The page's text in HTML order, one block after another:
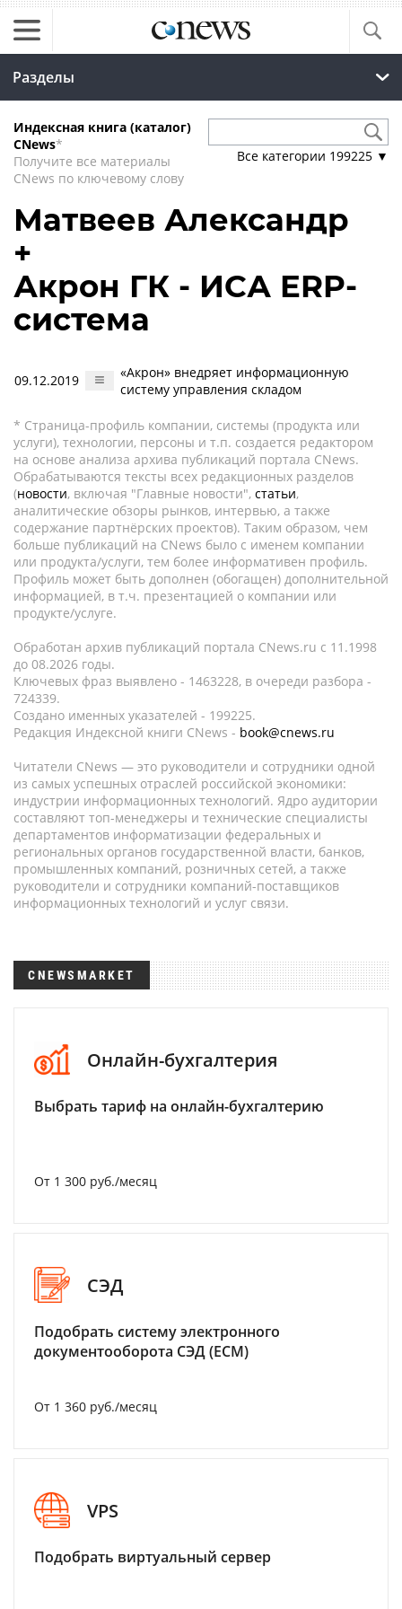
Разделы
Индексная книга (каталог)
CNews*
Получите все материалы
CNews по ключевому слову
Все категории 199225 ▼
Матвеев Александр
+
Акрон ГК - ИСА ERP-
система
09.12.2019
«Акрон» внедряет информационную
систему управления складом
* Страница-профиль компании, системы (продукта или
услуги), технологии, персоны и т.п. создается редактором
на основе анализа архива публикаций портала CNews.
Обрабатываются тексты всех редакционных разделов
(новости, включая "Главные новости", статьи,
аналитические обзоры рынков, интервью, а также
содержание партнёрских проектов). Таким образом, чем
больше публикаций на CNews было с именем компании
или продукта/услуги, тем более информативен профиль.
Профиль может быть дополнен (обогащен) дополнительной
информацией, в т.ч. презентацией о компании или
продукте/услуге.
Обработан архив публикаций портала CNews.ru c 11.1998
до 08.2026 годы.
Ключевых фраз выявлено - 1463228, в очереди разбора -
724339.
Создано именных указателей - 199225.
Редакция Индексной книги CNews - book@cnews.ru
Читатели CNews — это руководители и сотрудники одной
из самых успешных отраслей российской экономики:
индустрии информационных технологий. Ядро аудитории
составляют топ-менеджеры и технические специалисты
департаментов информатизации федеральных и
региональных органов государственной власти, банков,
промышленных компаний, розничных сетей, а также
руководители и сотрудники компаний-поставщиков
информационных технологий и услуг связи.
CNEWSMARKET
Онлайн-бухгалтерия
Выбрать тариф на онлайн-бухгалтерию
От 1 300 руб./месяц
СЭД
Подобрать систему электронного
документооборота СЭД (ECM)
От 1 360 руб./месяц
VPS
Подобрать виртуальный сервер